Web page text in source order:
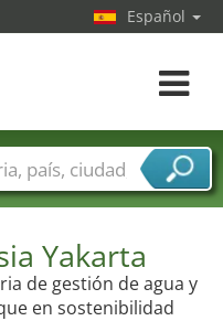
Yakarta
de gestión de agua y
en sostenibilidad
Español
toggle
Ciudades